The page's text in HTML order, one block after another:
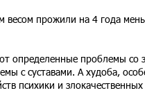
прожили на 4 года
определенные проблемы
с суставами. А худоба,
психики и